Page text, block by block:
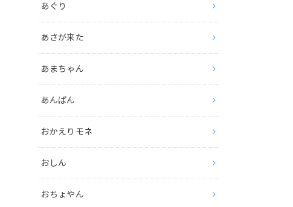
あぐり
あさが来た
あまちゃん
あんぱん
おかえりモネ
おしん
おちょやん